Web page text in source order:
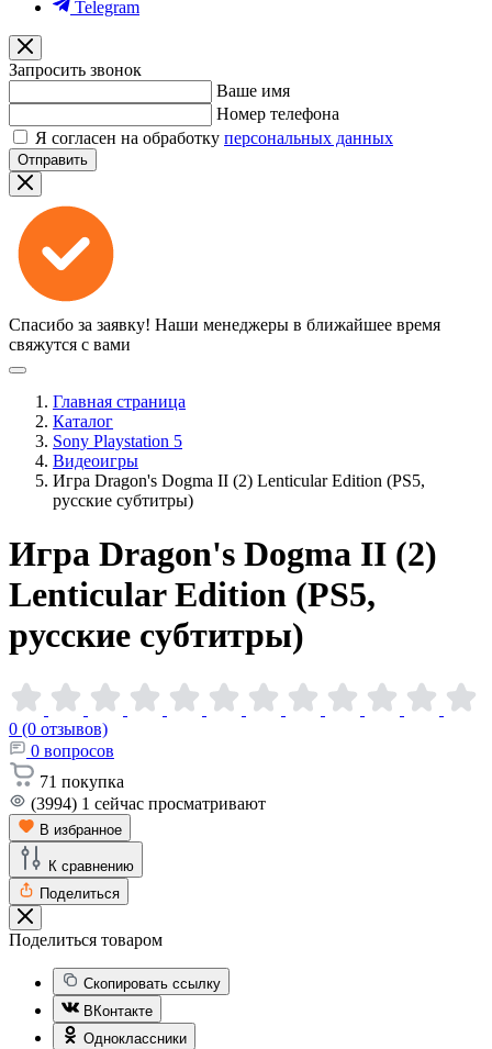
Telegram
Запросить звонок
Ваше имя
Номер телефона
Я согласен на обработку персональных данных
Отправить
Спасибо за заявку! Наши менеджеры в ближайшее время
свяжутся с вами
Главная страница
Каталог
Sony Playstation 5
Видеоигры
Игра Dragon's Dogma II (2) Lenticular Edition (PS5,
русские субтитры)
Игра Dragon's Dogma II (2)
Lenticular Edition (PS5,
русские субтитры)
0 (0 отзывов)
0 вопросов
71 покупка
(3994) 1 сейчас просматривают
В избранное
К сравнению
Поделиться
Поделиться товаром
Скопировать ссылку
ВКонтакте
Одноклассники